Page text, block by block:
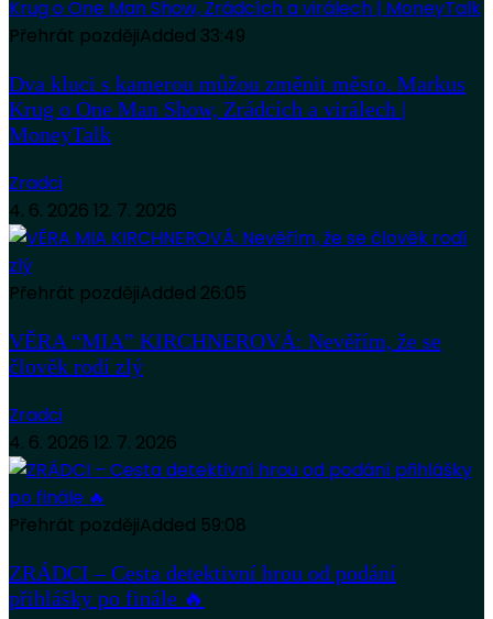
Přehrát pozdějiAdded 33:49
Dva kluci s kamerou můžou změnit město. Markus
Krug o One Man Show, Zrádcích a virálech |
MoneyTalk
Zradci
4. 6. 2026 12. 7. 2026
Přehrát pozdějiAdded 26:05
VĚRA “MIA” KIRCHNEROVÁ: Nevěřím, že se
člověk rodí zlý
Zradci
4. 6. 2026 12. 7. 2026
Přehrát pozdějiAdded 59:08
ZRÁDCI – Cesta detektivní hrou od podání
přihlášky po finále 🔥